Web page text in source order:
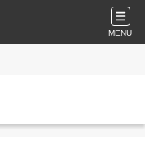
MENU